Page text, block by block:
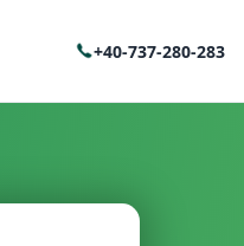
+40-737-280-283